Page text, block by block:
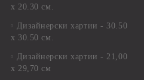
х 20.30 см.
Дизайнерски хартии - 30.50
х 30.50 см.
Дизайнерски хартии - 21,00
х 29,70 см